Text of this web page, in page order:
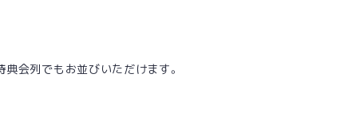
会列でもお並びいただけます。